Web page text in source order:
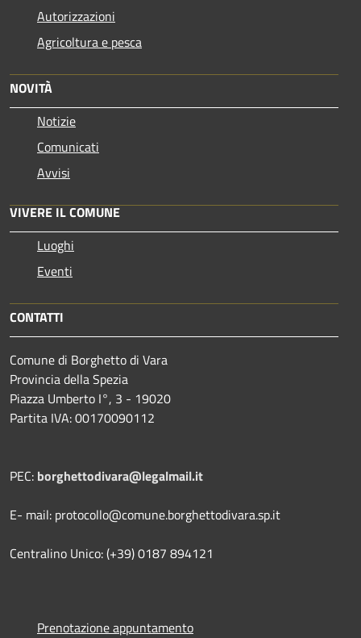
Autorizzazioni
Agricoltura e pesca
NOVITÀ
Notizie
Comunicati
Avvisi
VIVERE IL COMUNE
Luoghi
Eventi
CONTATTI
Comune di Borghetto di Vara
Provincia della Spezia
Piazza Umberto I°, 3 - 19020
Partita IVA: 00170090112
PEC: borghettodivara@legalmail.it
E- mail: protocollo@comune.borghettodivara.sp.it
Centralino Unico: (+39) 0187 894121
Prenotazione appuntamento